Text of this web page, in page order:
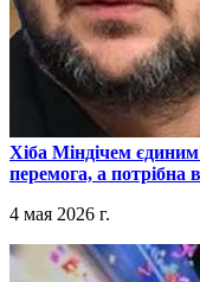
​Хіба Міндічем
перемога, а потрібна
4 мая 2026 г.